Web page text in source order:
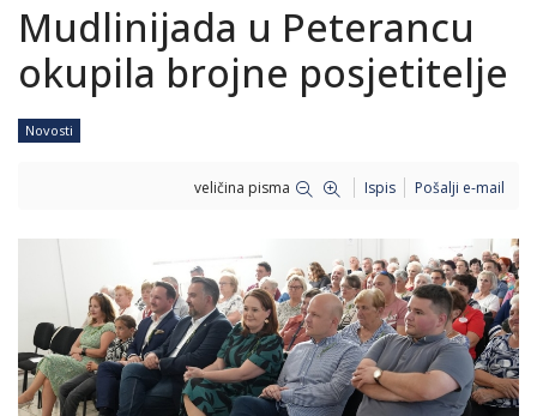
Mudlinijada u Peterancu
okupila brojne posjetitelje
Novosti
veličina pisma Ispis Pošalji e-mail